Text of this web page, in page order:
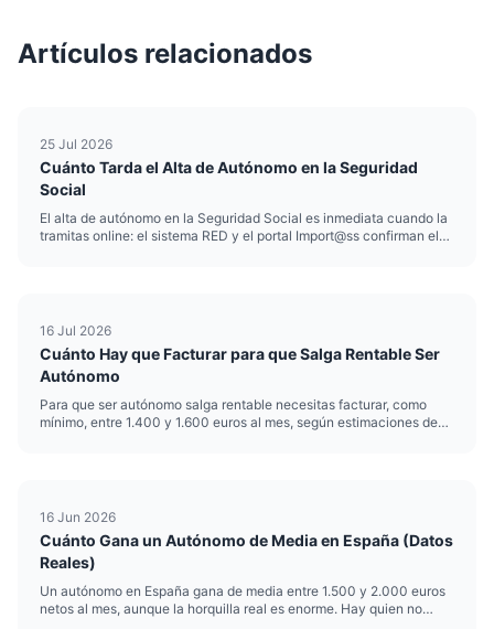
Artículos relacionados
25 Jul 2026
Cuánto Tarda el Alta de Autónomo en la Seguridad
Social
El alta de autónomo en la Seguridad Social es inmediata cuando la
tramitas online: el sistema RED y el portal Import@ss confirman el
16 Jul 2026
Cuánto Hay que Facturar para que Salga Rentable Ser
Autónomo
Para que ser autónomo salga rentable necesitas facturar, como
mínimo, entre 1.400 y 1.600 euros al mes, según estimaciones de
16 Jun 2026
Cuánto Gana un Autónomo de Media en España (Datos
Reales)
Un autónomo en España gana de media entre 1.500 y 2.000 euros
netos al mes, aunque la horquilla real es enorme. Hay quien no